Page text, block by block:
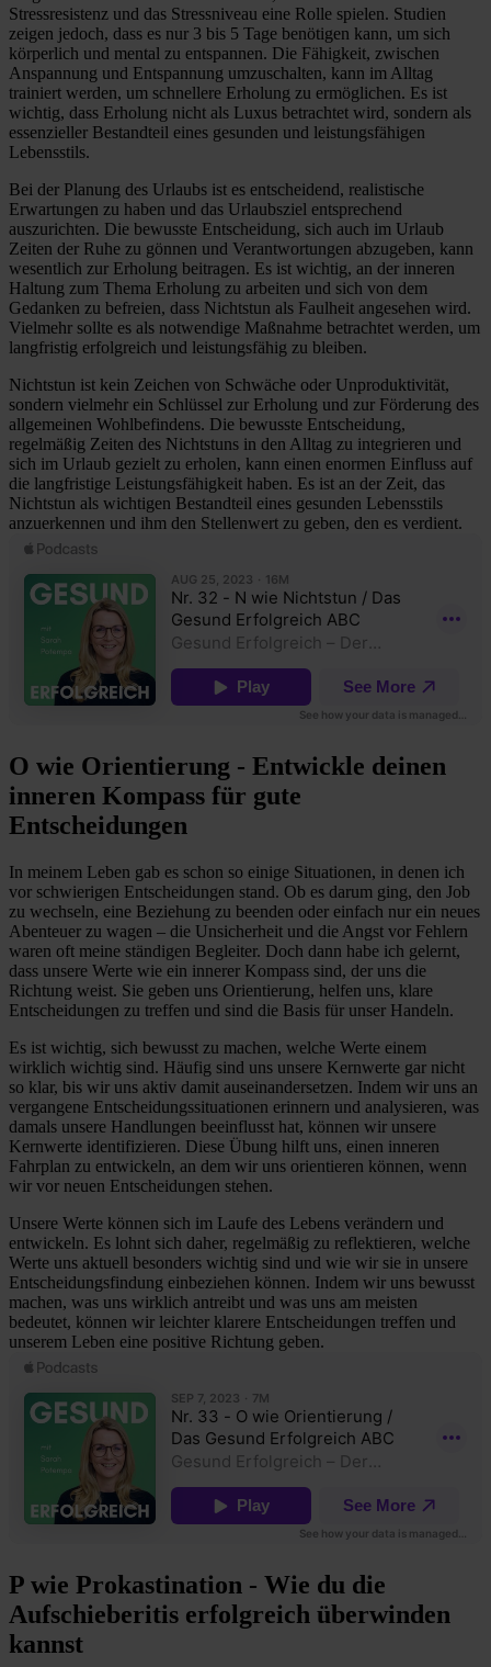
Stressresistenz und das Stressniveau eine Rolle spielen. Studien
zeigen jedoch, dass es nur 3 bis 5 Tage benötigen kann, um sich
körperlich und mental zu entspannen. Die Fähigkeit, zwischen
Anspannung und Entspannung umzuschalten, kann im Alltag
trainiert werden, um schnellere Erholung zu ermöglichen. Es ist
wichtig, dass Erholung nicht als Luxus betrachtet wird, sondern als
essenzieller Bestandteil eines gesunden und leistungsfähigen
Lebensstils.
Bei der Planung des Urlaubs ist es entscheidend, realistische
Erwartungen zu haben und das Urlaubsziel entsprechend
auszurichten. Die bewusste Entscheidung, sich auch im Urlaub
Zeiten der Ruhe zu gönnen und Verantwortungen abzugeben, kann
wesentlich zur Erholung beitragen. Es ist wichtig, an der inneren
Haltung zum Thema Erholung zu arbeiten und sich von dem
Gedanken zu befreien, dass Nichtstun als Faulheit angesehen wird.
Vielmehr sollte es als notwendige Maßnahme betrachtet werden, um
langfristig erfolgreich und leistungsfähig zu bleiben.
Nichtstun ist kein Zeichen von Schwäche oder Unproduktivität,
sondern vielmehr ein Schlüssel zur Erholung und zur Förderung des
allgemeinen Wohlbefindens. Die bewusste Entscheidung,
regelmäßig Zeiten des Nichtstuns in den Alltag zu integrieren und
sich im Urlaub gezielt zu erholen, kann einen enormen Einfluss auf
die langfristige Leistungsfähigkeit haben. Es ist an der Zeit, das
Nichtstun als wichtigen Bestandteil eines gesunden Lebensstils
anzuerkennen und ihm den Stellenwert zu geben, den es verdient.
O wie Orientierung - Entwickle deinen
inneren Kompass für gute
Entscheidungen
In meinem Leben gab es schon so einige Situationen, in denen ich
vor schwierigen Entscheidungen stand. Ob es darum ging, den Job
zu wechseln, eine Beziehung zu beenden oder einfach nur ein neues
Abenteuer zu wagen – die Unsicherheit und die Angst vor Fehlern
waren oft meine ständigen Begleiter. Doch dann habe ich gelernt,
dass unsere Werte wie ein innerer Kompass sind, der uns die
Richtung weist. Sie geben uns Orientierung, helfen uns, klare
Entscheidungen zu treffen und sind die Basis für unser Handeln.
Es ist wichtig, sich bewusst zu machen, welche Werte einem
wirklich wichtig sind. Häufig sind uns unsere Kernwerte gar nicht
so klar, bis wir uns aktiv damit auseinandersetzen. Indem wir uns an
vergangene Entscheidungssituationen erinnern und analysieren, was
damals unsere Handlungen beeinflusst hat, können wir unsere
Kernwerte identifizieren. Diese Übung hilft uns, einen inneren
Fahrplan zu entwickeln, an dem wir uns orientieren können, wenn
wir vor neuen Entscheidungen stehen.
Unsere Werte können sich im Laufe des Lebens verändern und
entwickeln. Es lohnt sich daher, regelmäßig zu reflektieren, welche
Werte uns aktuell besonders wichtig sind und wie wir sie in unsere
Entscheidungsfindung einbeziehen können. Indem wir uns bewusst
machen, was uns wirklich antreibt und was uns am meisten
bedeutet, können wir leichter klarere Entscheidungen treffen und
unserem Leben eine positive Richtung geben.
P wie Prokastination - Wie du die
Aufschieberitis erfolgreich überwinden
kannst